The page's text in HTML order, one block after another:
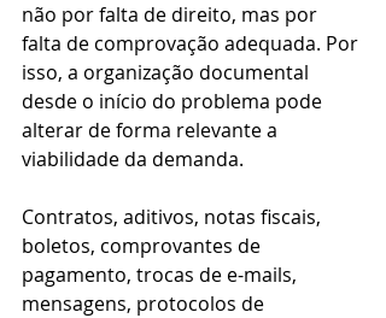
não por falta de direito, mas por
falta de comprovação adequada. Por
isso, a organização documental
desde o início do problema pode
alterar de forma relevante a
viabilidade da demanda.
Contratos, aditivos, notas fiscais,
boletos, comprovantes de
pagamento, trocas de e-mails,
mensagens, protocolos de